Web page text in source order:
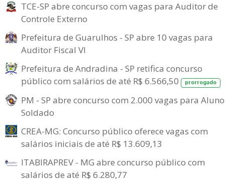
TCE-SP abre concurso com vagas para Auditor de
Controle Externo
Prefeitura de Guarulhos - SP abre 10 vagas para
Auditor Fiscal VI
Prefeitura de Andradina - SP retifica concurso
público com salários de até R$ 6.566,50
prorrogado
PM - SP abre concurso com 2.000 vagas para
Soldado
CREA-MG: Concurso público oferece vagas com
salários iniciais de até R$ 13.609,13
ITABIRAPREV - MG abre concurso público com
salários de até R$ 6.280,77